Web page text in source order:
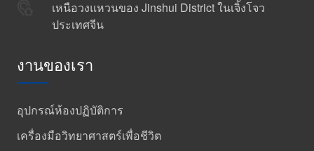
เหนือวงแหวนของ Jinshui District ในเจิ้งโจว
ประเทศจีน
งานของเรา
อุปกรณ์ห้องปฏิบัติการ
เครื่องมือวิทยาศาสตร์เพื่อชีวิต